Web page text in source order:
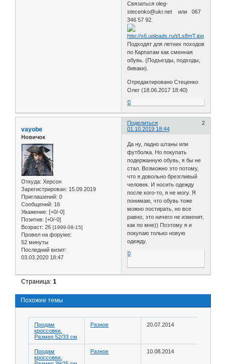
Связаться oleg-
stecenko@ukr.net или 067
346 57 92.
Подходят для летних походов
по Карпатам как сменная
обувь. (Подъезды, подходы,
биваки).
Отредактировано Стеценко
Олег (18.06.2017 18:40)
0
Поделиться
2
01.10.2019 18:44
vayobe
Новичок
Откуда: Херсон
Зарегистрирован: 15.09.2019
Приглашений: 0
Сообщений: 16
Уважение: [+0/-0]
Позитив: [+0/-0]
Возраст: 26 [1999-08-15]
Провел на форуме:
52 минуты
Последний визит:
03.03.2020 18:47
Да ну, ладно штаны или
футболка. Но покупать
подержанную обувь, я бы не
стал. Возможно это потому,
что я довольно брезгливый
человек. И носить одежду
после кого-то, я не могу. Я
понимаю, что обувь тоже
можно постирать, но все
равно, это ничего не изменит,
как по мне)) Поэтому я и
покупаю только новую
одежду.
0
Страница:1
Похожие темы
Продам
кроссовки.
Размер 52/33 см
Разное 20.07.2014
Продам
кроссовки.
Разное 10.08.2014